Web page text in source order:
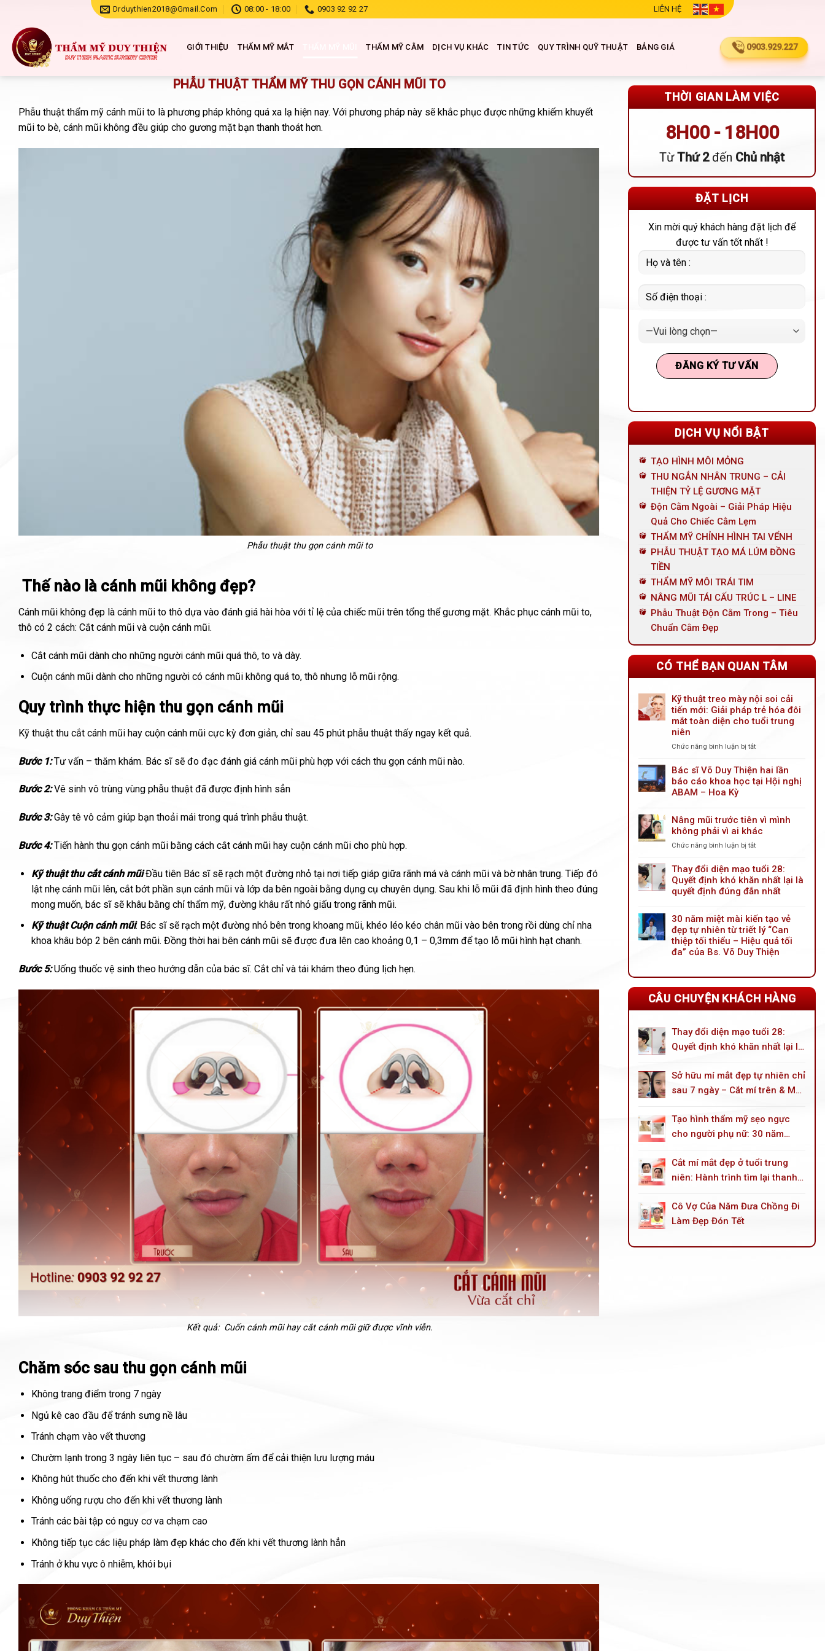
dung
Drduythien2018@gmail.com 08:00 - 18:00 0903 92 92 27 LIÊN HỆ
GIỚI THIỆU THẨM MỸ MẮT THẨM MỸ CẰM DỊCH VỤ KHÁC TIN TỨC QUY TRÌNH QUỸ THUẬT BẢNG GIÁ 0903.929.227
PHẪU THUẬT THẨM MỸ THU GỌN CÁNH MŨI TO
Phẫu thuật thẩm mỹ cánh mũi to là phương pháp không quá xa lạ hiện nay. Với phương pháp này sẽ khắc phục được những khiếm khuyết
mũi to bè, cánh mũi không đều giúp cho gương mặt bạn thanh thoát hơn.
Phẫu thuật thu gọn cánh mũi to
Thế nào là cánh mũi không đẹp?
Cánh mũi không đẹp là cánh mũi to thô dựa vào đánh giá hài hòa với tỉ lệ của chiếc mũi trên tổng thể gương mặt. Khắc phục cánh mũi to,
thô có 2 cách: Cắt cánh mũi và cuộn cánh mũi.
Cắt cánh mũi dành cho những người cánh mũi quá thô, to và dày.
Cuộn cánh mũi dành cho những người có cánh mũi không quá to, thô nhưng lỗ mũi rộng.
Quy trình thực hiện thu gọn cánh mũi
Kỹ thuật thu cắt cánh mũi hay cuộn cánh mũi cực kỳ đơn giản, chỉ sau 45 phút phẫu thuật thấy ngay kết quả.
Bước 1:Tư vấn – thăm khám. Bác sĩ sẽ đo đạc đánh giá cánh mũi phù hợp với cách thu gọn cánh mũi nào.
Bước 2:Vê sinh vô trùng vùng phẫu thuật đã được định hình sẳn
Bước 3:Gây tê vô cảm giúp bạn thoải mái trong quá trình phẫu thuật.
Bước 4:Tiến hành thu gọn cánh mũi bằng cách cắt cánh mũi hay cuộn cánh mũi cho phù hợp.
Kỹ thuật thu cắt cánh mũiĐầu tiên Bác sĩ sẽ rạch một đường nhỏ tại nơi tiếp giáp giữa rãnh má và cánh mũi và bờ nhân trung. Tiếp đó
lật nhẹ cánh mũi lên, cắt bớt phần sụn cánh mũi và lớp da bên ngoài bằng dụng cụ chuyên dụng. Sau khi lỗ mũi đã định hình theo đúng
mong muốn, bác sĩ sẽ khâu bằng chỉ thẩm mỹ, đường khâu rất nhỏ giấu trong rãnh mũi.
KỹthuậtCuộn cánh mũi: Bác sĩ sẽ rạch một đường nhỏ bên trong khoang mũi, khéo léo kéo chân mũi vào bên trong rồi dùng chỉ nha
khoa khâu bóp 2 bên cánh mũi. Đồng thời hai bên cánh mũi sẽ được đưa lên cao khoảng 0,1 – 0,3mm để tạo lỗ mũi hình hạt chanh.
Bước 5:Uống thuốc vệ sinh theo hướng dẫn của bác sĩ. Cắt chỉ và tái khám theo đúng lịch hẹn.
Kết quả: Cuốn cánh mũi hay cắt cánh mũi giữ được vĩnh viễn.
Chăm sóc sau thu gọn cánh mũi
Không trang điểm trong 7 ngày
Ngủ kê cao đầu để tránh sưng nề lâu
Tránh chạm vào vết thương
Chườm lạnh trong 3 ngày liên tục – sau đó chườm ấm để cải thiện lưu lượng máu
Không hút thuốc cho đến khi vết thương lành
Không uống rượu cho đến khi vết thương lành
Tránh các bài tập có nguy cơ va chạm cao
Không tiếp tục các liệu pháp làm đẹp khác cho đến khi vết thương lành hẳn
Tránh ở khu vực ô nhiễm, khói bụi
THỜI GIAN LÀM VIỆC
8H00 - 18H00
TừThứ 2đến Chủ nhật
ĐẶT LỊCH
Xin mời quý khách hàng đặt lịch để
được tư vấn tốt nhất !
DỊCH VỤ NỔI BẬT
TẠO HÌNH MÔI MỎNG
THU NGẮN NHÂN TRUNG – CẢI
THIỆN TỶ LỆ GƯƠNG MẶT
Độn Cằm Ngoài – Giải Pháp Hiệu
Quả Cho Chiếc Cằm Lẹm
THẨM MỸ CHỈNH HÌNH TAI VỂNH
PHẪU THUẬT TẠO MÁ LÚM ĐỒNG
TIỀN
THẨM MỸ MÔI TRÁI TIM
NÂNG MŨI TÁI CẤU TRÚC L – LINE
Phẫu Thuật Độn Cằm Trong – Tiêu
Chuẩn Cằm Đẹp
CÓ THỂ BẠN QUAN TÂM
Kỹ thuật treo mày nội soi cải
tiến mới: Giải pháp trẻ hóa đôi
mắt toàn diện cho tuổi trung
niên
Chức năng bình luận bị tắt
thuật
treo
mày
cải
tiến
trẻ
hóa
đôi
toàn
diện
cho
tuổi
trung
Bác sĩ Võ Duy Thiện hai lần
báo cáo khoa học tại Hội nghị
ABAM – Hoa Kỳ
Nâng mũi trước tiên vì mình
không phải vì ai khác
Chức năng bình luận bị tắt
mũi
trước
không
phải
vì
ai
Thay đổi diện mạo tuổi 28:
Quyết định khó khăn nhất lại là
quyết định đúng đắn nhất
30 năm miệt mài kiến tạo vẻ
đẹp tự nhiên từ triết lý “Can
thiệp tối thiểu – Hiệu quả tối
đa” của Bs. Võ Duy Thiện
CÂU CHUYỆN KHÁCH HÀNG
Thay đổi diện mạo tuổi 28:
Quyết định khó khăn nhất lại là
Sở hữu mí mắt đẹp tự nhiên chỉ
sau 7 ngày – Cắt mí trên & Mở
Tạo hình thẩm mỹ sẹo ngực
cho người phụ nữ: 30 năm
nạn bỏng dầu hoả
Cắt mí mắt đẹp ở tuổi trung
niên: Hành trình tìm lại thanh
Cô Vợ Của Năm Đưa Chồng Đi
Làm Đẹp Đón Tết